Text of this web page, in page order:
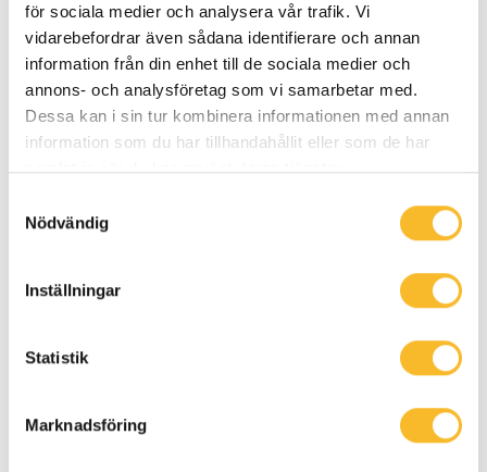
för sociala medier och analysera vår trafik. Vi
vidarebefordrar även sådana identifierare och annan
information från din enhet till de sociala medier och
annons- och analysföretag som vi samarbetar med.
Dessa kan i sin tur kombinera informationen med annan
information som du har tillhandahållit eller som de har
samlat in när du har använt deras tjänster.
Nödvändig
Inställningar
Statistik
Marknadsföring
Holtab 400V industriställverk typ CMS
2500A Form 4A
Effektbrytare från Schneider electric
med integrerad mätning för optimal
uppföljning om hur mycket energi varje
del i industrin förbrukar.
kondensatorbatteri 300kVAr.